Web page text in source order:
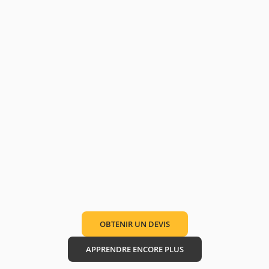
OBTENIR UN DEVIS
APPRENDRE ENCORE PLUS